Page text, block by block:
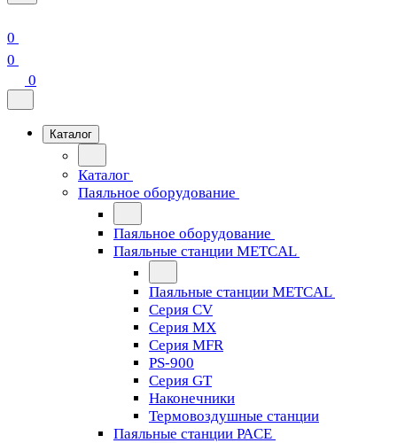
0
0
0
Каталог
Каталог
Паяльное оборудование
Паяльное оборудование
Паяльные станции METCAL
Паяльные станции METCAL
Серия CV
Серия MX
Серия MFR
PS-900
Серия GT
Наконечники
Термовоздушные станции
Паяльные станции PACE